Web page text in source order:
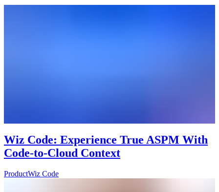
Wiz Code: Experience True ASPM With
Code-to-Cloud Context
ProductWiz Code